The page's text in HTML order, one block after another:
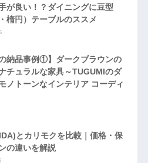
が良い！？ダイニングに豆型
・楕円）テーブルのススメ
の納品事例①】ダークブラウンの
チュラルな家具～TUGUMIのダ
ノトーンなインテリア コーディ
とカリモクを比較｜価格・保
の違いを解説